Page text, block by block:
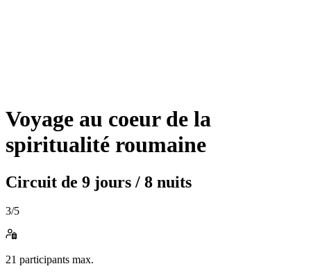
Voyage au coeur de la
spiritualité roumaine
Circuit de 9 jours / 8 nuits
3/5
21 participants max.